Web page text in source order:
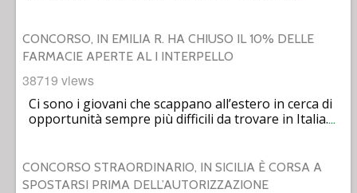
CONCORSO, IN EMILIA R. HA CHIUSO IL 10% DELLE
FARMACIE APERTE AL I INTERPELLO
38719 views
Ci sono i giovani che scappano all’estero in cerca di
opportunità sempre più difficili da trovare in Italia.…
CONCORSO STRAORDINARIO, IN SICILIA È CORSA A
SPOSTARSI PRIMA DELL’AUTORIZZAZIONE